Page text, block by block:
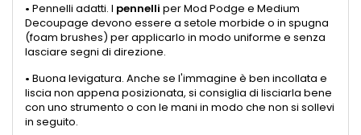
• Pennelli adatti. I pennelli per Mod Podge e Medium
Decoupage devono essere a setole morbide o in spugna
(foam brushes) per applicarlo in modo uniforme e senza
lasciare segni di direzione.
• Buona levigatura. Anche se l'immagine è ben incollata e
liscia non appena posizionata, si consiglia di lisciarla bene
con uno strumento o con le mani in modo che non si sollevi
in seguito.